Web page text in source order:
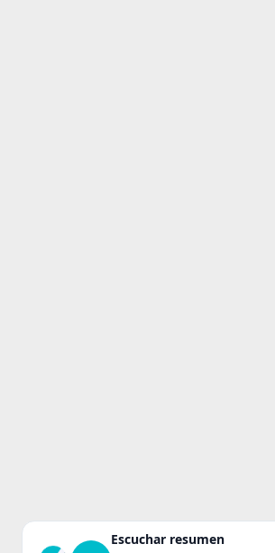
Escuchar resumen